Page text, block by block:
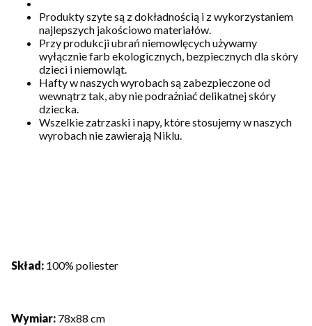
Produkty szyte są z dokładnością i z wykorzystaniem
najlepszych jakościowo materiałów.
Przy produkcji ubrań niemowlęcych używamy
wyłącznie farb ekologicznych, bezpiecznych dla skóry
dzieci i niemowląt.
Hafty w naszych wyrobach są zabezpieczone od
wewnątrz tak, aby nie podrażniać delikatnej skóry
dziecka.
Wszelkie zatrzaski i napy, które stosujemy w naszych
wyrobach nie zawierają Niklu.
Skład: 100% poliester
Wymiar: 78x88 cm